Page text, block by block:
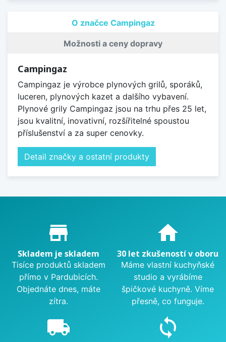
O značce Campingaz
Možnosti a ceny dopravy
Campingaz
Campingaz je výrobce plynových grilů, sporáků,
luceren, plynových kazet a dalšího vybavení.
Plynové grily Campingaz jsou na trhu přes 25 let,
jsou kvalitní, inovativní, rozšířitelné spoustou
příslušenství a za super cenovky.
Detail značky a ostatní produkty
Proč nakupovat u nás?
store_mall_directory
Skladem je skladem
Tisíce produktů skladem
přímo v Pardubicích.
Objednáte dnes, máte
zítra.
home
30 let zkušeností v oboru
Máme vlastní kuchyňské
studio a vyrábíme
špičkové kuchyně. Víme
přesně, co funguje.
local_shipping sync